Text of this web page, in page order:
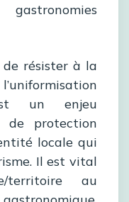
résister à la
un enjeu
de protection
locale qui
Il est vital
au